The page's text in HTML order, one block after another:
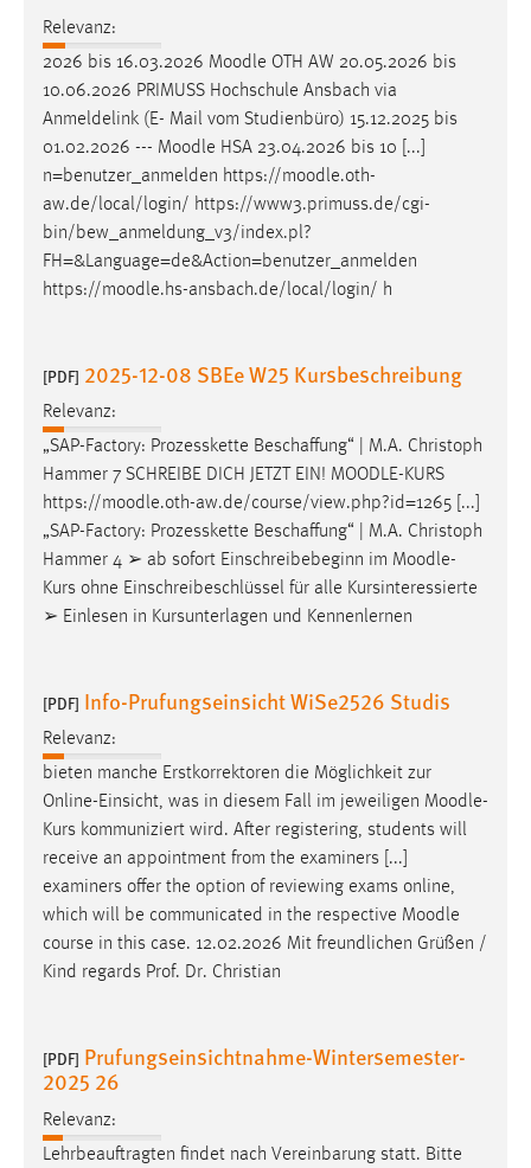
Relevanz:
2026 bis 16.03.2026 Moodle OTH AW 20.05.2026 bis
10.06.2026 PRIMUSS Hochschule Ansbach via
Anmeldelink (E- Mail vom Studienbüro) 15.12.2025 bis
01.02.2026 --- Moodle HSA 23.04.2026 bis 10 [...]
n=benutzer_anmelden https://moodle.oth-
aw.de/local/login/ https://www3.primuss.de/cgi-
bin/bew_anmeldung_v3/index.pl?
FH=&Language=de&Action=benutzer_anmelden
https://moodle.hs-ansbach.de/local/login/ h
[PDF] 2025-12-08 SBEe W25 Kursbeschreibung
Relevanz:
„SAP-Factory: Prozesskette Beschaffung“ | M.A. Christoph
Hammer 7 SCHREIBE DICH JETZT EIN! MOODLE-KURS
https://moodle.oth-aw.de/course/view.php?id=1265 [...]
„SAP-Factory: Prozesskette Beschaffung“ | M.A. Christoph
Hammer 4 ➢ ab sofort Einschreibebeginn im Moodle-
Kurs ohne Einschreibeschlüssel für alle Kursinteressierte
➢ Einlesen in Kursunterlagen und Kennenlernen
[PDF] Info-Prufungseinsicht WiSe2526 Studis
Relevanz:
bieten manche Erstkorrektoren die Möglichkeit zur
Online-Einsicht, was in diesem Fall im jeweiligen Moodle-
Kurs kommuniziert wird. After registering, students will
receive an appointment from the examiners [...]
examiners offer the option of reviewing exams online,
which will be communicated in the respective Moodle
course in this case. 12.02.2026 Mit freundlichen Grüßen /
Kind regards Prof. Dr. Christian
[PDF] Prufungseinsichtnahme-Wintersemester-
2025 26
Relevanz:
Lehrbeauftragten findet nach Vereinbarung statt. Bitte
Um Inhalte von Videoplattformen und Social Media
Plattformen anzeigen zu können, werden von diesen
YouTube
Vimeo